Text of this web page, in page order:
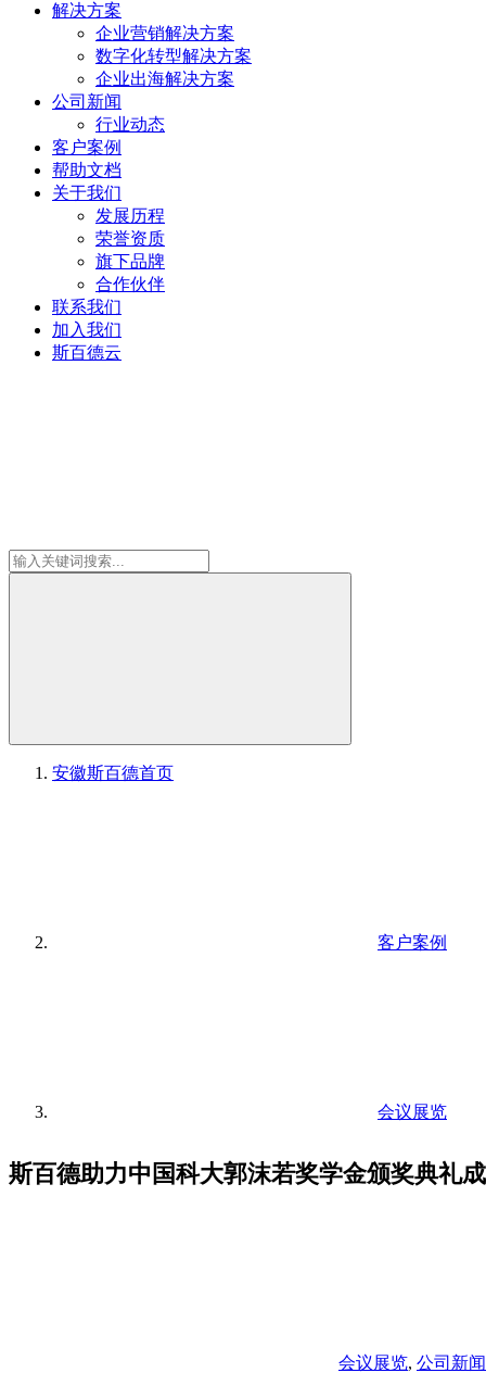
解决方案
企业营销解决方案
数字化转型解决方案
企业出海解决方案
公司新闻
行业动态
客户案例
帮助文档
关于我们
发展历程
荣誉资质
旗下品牌
合作伙伴
联系我们
加入我们
斯百德云
安徽斯百德首页
客户案例
会议展览
斯百德助力中国科大郭沫若奖学金颁奖典礼
会议展览, 公司新闻